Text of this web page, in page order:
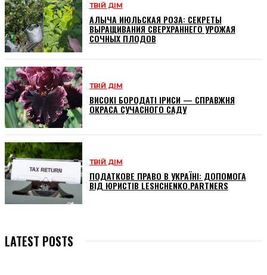
ТВІЙ ДІМ
АЛЫЧА ИЮЛЬСКАЯ РОЗА: СЕКРЕТЫ
ВЫРАЩИВАНИЯ СВЕРХРАННЕГО УРОЖАЯ
СОЧНЫХ ПЛОДОВ
ТВІЙ ДІМ
ВИСОКІ БОРОДАТІ ІРИСИ — СПРАВЖНЯ
ОКРАСА СУЧАСНОГО САДУ
ТВІЙ ДІМ
ПОДАТКОВЕ ПРАВО В УКРАЇНІ: ДОПОМОГА
ВІД ЮРИСТІВ LESHCHENKO.PARTNERS
LATEST POSTS